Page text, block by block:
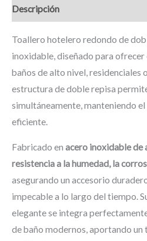
Descripción
Toallero hotelero redondo de
inoxidable, diseñado para ofrecer
baños de alto nivel, residenciales
estructura de doble repisa
simultáneamente, manteniendo
eficiente.
Fabricado en acero inoxidable de
resistencia a la humedad, la
asegurando un accesorio
impecable a lo largo del tiempo.
elegante se integra
de baño modernos, aportando